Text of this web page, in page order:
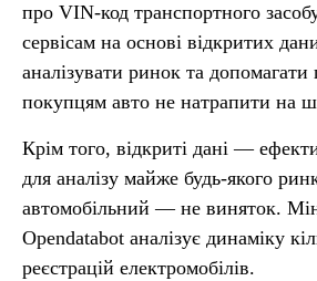
про VIN-код транспортного
сервісам на основі відкритих
аналізувати ринок та
покупцям авто не натрапити на
Крім того, відкриті дані —
для аналізу майже будь-якого
автомобільний — не виняток.
Opendatabot аналізує динаміку
реєстрацій електромобілів.